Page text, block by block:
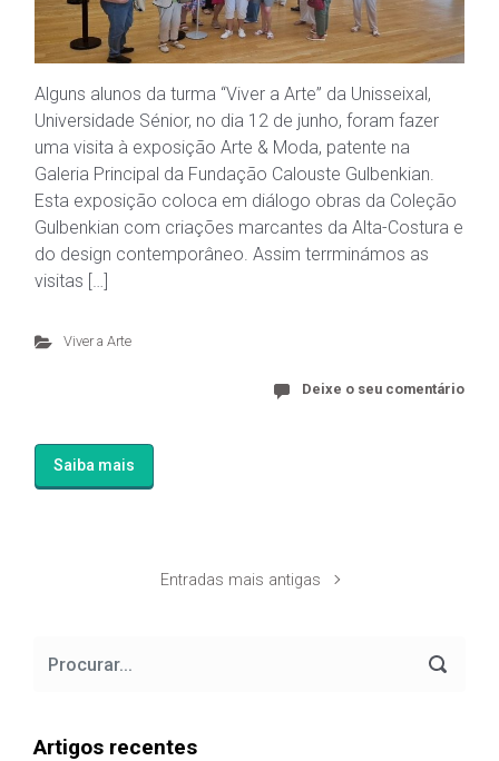
Alguns alunos da turma “Viver a Arte” da Unisseixal,
Universidade Sénior, no dia 12 de junho, foram fazer
uma visita à exposição Arte & Moda, patente na
Galeria Principal da Fundação Calouste Gulbenkian.
Esta exposição coloca em diálogo obras da Coleção
Gulbenkian com criações marcantes da Alta-Costura e
do design contemporâneo. Assim terrminámos as
visitas […]
Viver a Arte
Deixe o seu comentário
Saiba mais
Entradas mais antigas
Artigos recentes